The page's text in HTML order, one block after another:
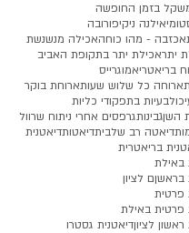
בזמן החופשה
אילנה ניקיפורובה
אכזבה - מהו כוחהאכילה מנשנשת
יתראכילת יתר בתקופת האביב
בריאטריאמוגרייס
ארוחה כל שלוש שעותארוחת בוקר
בעיות בתפקודי כליות
השןגבינותגרפסים אחרי ניתוח שרוול
דיאטה רב שלביתדיאטותדיאטנית
בריאטרית
באילת
בראשןם לציון
פרטית
פרטית באילת
לציוןדיאטנית גסטרו